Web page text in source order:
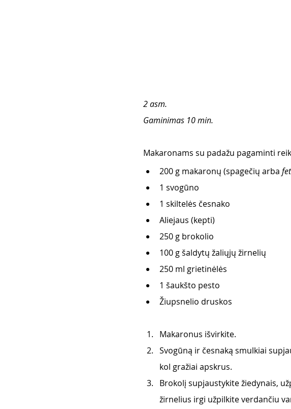
2 asm.
Gaminimas 10 min.
Makaronams su padažu pagaminti
200 g makaronų (spagečių arba
1 svogūno
1 skiltelės česnako
Aliejaus (kepti)
250 g brokolio
100 g šaldytų žaliųjų žirnelių
250 ml grietinėlės
1 šaukšto pesto
Žiupsnelio druskos
Makaronus išvirkite.
Svogūną ir česnaką smulkiai
kol gražiai apskrus.
Brokolį supjaustykite žiedynais,
žirnelius irgi užpilkite verdančiu